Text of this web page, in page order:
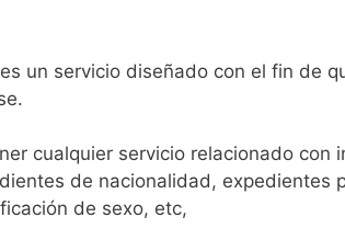
un servicio diseñado con el fin de
cualquier servicio relacionado
de nacionalidad, expedientes
de sexo, etc,